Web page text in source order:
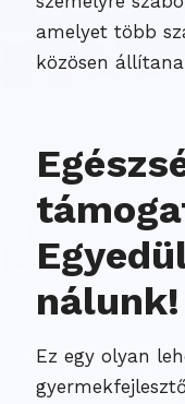
amelyet több
közösen
nálunk!
Ez egy olyan